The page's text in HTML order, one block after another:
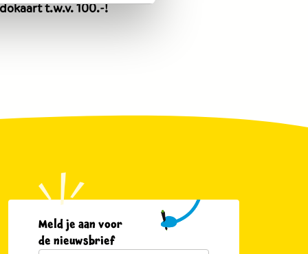
euro.t.w.v. 100.-!
Meld je aan voor
de nieuwsbrief